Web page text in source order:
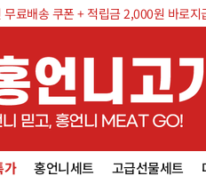
무료배송 쿠폰 + 적립금 2,000원 바로지
가 홍언니세트 고급선물세트